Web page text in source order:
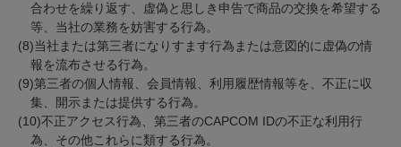
合わせを繰り返す、虚偽と思しき申告で商品の交換を希望する
等、当社の業務を妨害する行為。
(8)当社または第三者になりすます行為または意図的に虚偽の情
報を流布させる行為。
(9)第三者の個人情報、会員情報、利用履歴情報等を、不正に収
集、開示または提供する行為。
(10)不正アクセス行為、第三者のCAPCOM IDの不正な利用行
為、その他これらに類する行為。